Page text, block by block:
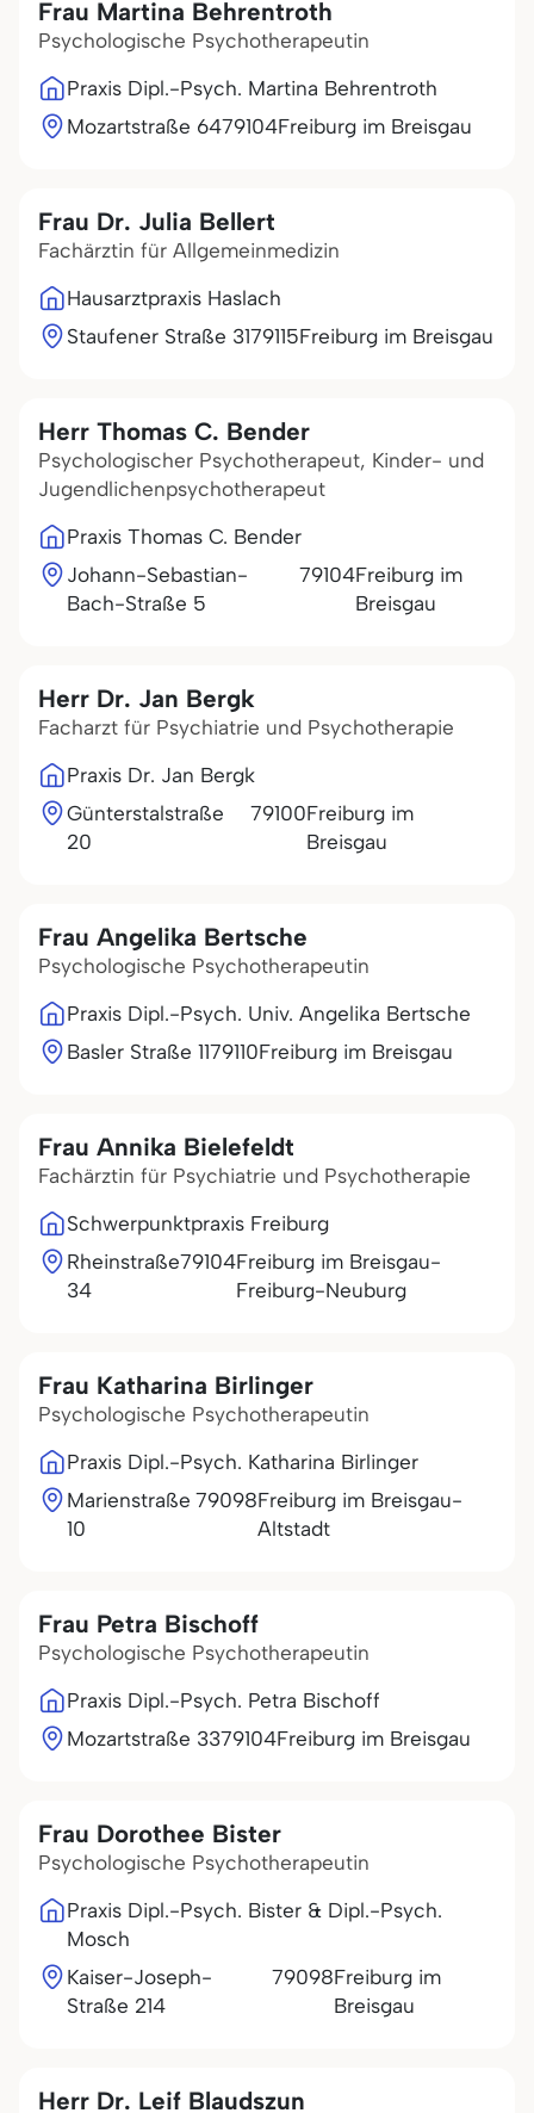
Frau Martina Behrentroth
Psychologische Psychotherapeutin
Praxis Dipl.-Psych. Martina Behrentroth
Mozartstraße 6479104Freiburg im Breisgau
Frau Dr. Julia Bellert
Fachärztin für Allgemeinmedizin
Hausarztpraxis Haslach
Staufener Straße 3179115Freiburg im Breisgau
Herr Thomas C. Bender
Psychologischer Psychotherapeut, Kinder- und
Jugendlichenpsychotherapeut
Praxis Thomas C. Bender
Johann-Sebastian-
Bach-Straße 5
79104Freiburg im
Breisgau
Herr Dr. Jan Bergk
Facharzt für Psychiatrie und Psychotherapie
Praxis Dr. Jan Bergk
Günterstalstraße
20
79100Freiburg im
Breisgau
Frau Angelika Bertsche
Psychologische Psychotherapeutin
Praxis Dipl.-Psych. Univ. Angelika Bertsche
Basler Straße 1179110Freiburg im Breisgau
Frau Annika Bielefeldt
Fachärztin für Psychiatrie und Psychotherapie
Schwerpunktpraxis Freiburg
Rheinstraße
34
79104Freiburg im Breisgau-
Freiburg-Neuburg
Frau Katharina Birlinger
Psychologische Psychotherapeutin
Praxis Dipl.-Psych. Katharina Birlinger
Marienstraße
10
79098Freiburg im Breisgau-
Altstadt
Frau Petra Bischoff
Psychologische Psychotherapeutin
Praxis Dipl.-Psych. Petra Bischoff
Mozartstraße 3379104Freiburg im Breisgau
Frau Dorothee Bister
Psychologische Psychotherapeutin
Praxis Dipl.-Psych. Bister & Dipl.-Psych.
Mosch
Kaiser-Joseph-
Straße 214
79098Freiburg im
Breisgau
Herr Dr. Leif Blaudszun